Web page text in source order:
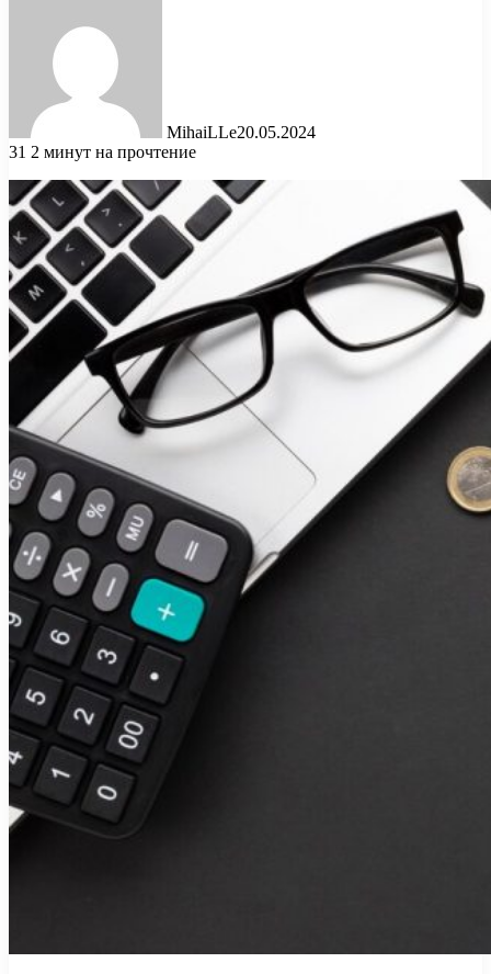
MihaiLLe20.05.2024
31 2 минут на прочтение